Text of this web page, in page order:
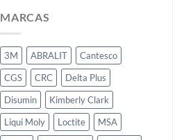
MARCAS
3M ABRALIT
Cantesco
CGS
CRC
Delta Plus
Disumin
Kimberly Clark
Liqui Moly
Loctite
MSA